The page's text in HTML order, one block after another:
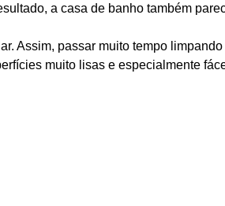
a casa de banho também
Assim, passar muito tempo
muito lisas e especialmente